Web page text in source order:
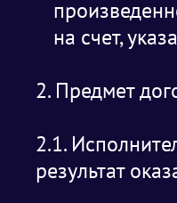
на счет,
2. Предмет
2.1.
результат